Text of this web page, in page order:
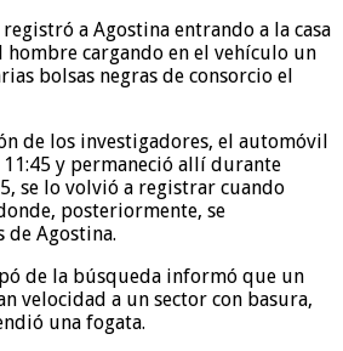
a Agostina entrando a la casa
cargando en el vehículo un
bolsas negras de consorcio el
de los investigadores, el automóvil
11:45 y permaneció allí durante
se lo volvió a registrar cuando
posteriormente, se
de Agostina.
de la búsqueda informó que un
velocidad a un sector con basura,
una fogata.